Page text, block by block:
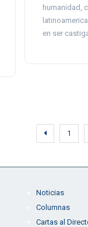
humanidad,
en ser
1
Noticias
Columnas
Cartas al